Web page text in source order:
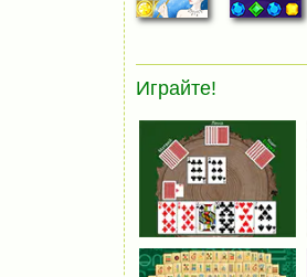
Играйте!